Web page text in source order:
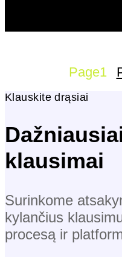
Page1
Klauskite drąsiai
klausimai
Surinkome
kylančius
procesą ir